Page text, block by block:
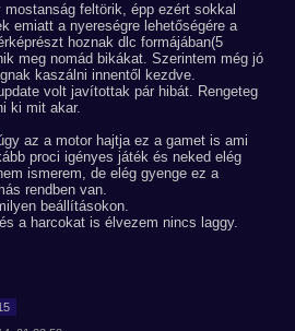
feltörik, épp ezért sokkal
emiatt a nyereségre lehetőségére a
hoznak dlc formájában(5
meg nomád bikákat. Szerintem még jó
kaszálni innentől kezdve.
volt javítottak pár hibát. Rengeteg
ki mit akar.
az a motor hajtja ez a gamet is ami
proci igényes játék és neked elég
ismerem, de elég gyenge ez a
rendben van.
beállításokon.
a harcokat is élvezem nincs laggy.